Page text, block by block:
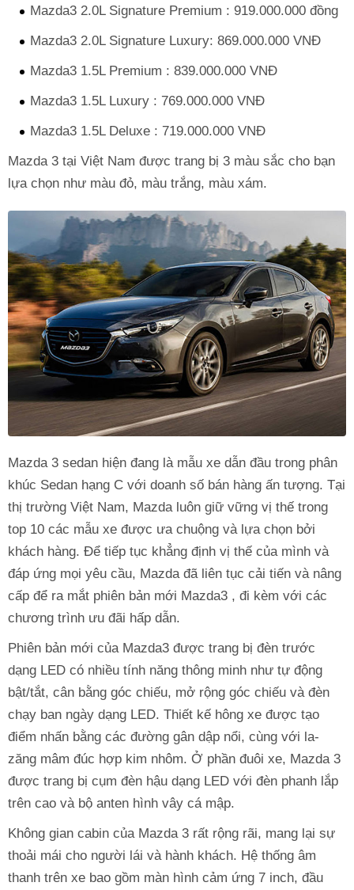
Mazda3 2.0L Signature Premium : 919.000.000 đồng
Mazda3 2.0L Signature Luxury: 869.000.000 VNĐ
Mazda3 1.5L Premium : 839.000.000 VNĐ
Mazda3 1.5L Luxury : 769.000.000 VNĐ
Mazda3 1.5L Deluxe : 719.000.000 VNĐ
Mazda 3 tại Việt Nam được trang bị 3 màu sắc cho bạn
lựa chọn như màu đỏ, màu trắng, màu xám.
Mazda 3 sedan hiện đang là mẫu xe dẫn đầu trong phân
khúc Sedan hạng C với doanh số bán hàng ấn tượng. Tại
thị trường Việt Nam, Mazda luôn giữ vững vị thế trong
top 10 các mẫu xe được ưa chuộng và lựa chọn bởi
khách hàng. Để tiếp tục khẳng định vị thế của mình và
đáp ứng mọi yêu cầu, Mazda đã liên tục cải tiến và nâng
cấp để ra mắt phiên bản mới Mazda3 , đi kèm với các
chương trình ưu đãi hấp dẫn.
Phiên bản mới của Mazda3 được trang bị đèn trước
dạng LED có nhiều tính năng thông minh như tự động
bật/tắt, cân bằng góc chiếu, mở rộng góc chiếu và đèn
chạy ban ngày dạng LED. Thiết kế hông xe được tạo
điểm nhấn bằng các đường gân dập nổi, cùng với la-
zăng mâm đúc hợp kim nhôm. Ở phần đuôi xe, Mazda 3
được trang bị cụm đèn hậu dạng LED với đèn phanh lắp
trên cao và bộ anten hình vây cá mập.
Không gian cabin của Mazda 3 rất rộng rãi, mang lại sự
thoải mái cho người lái và hành khách. Hệ thống âm
thanh trên xe bao gồm màn hình cảm ứng 7 inch, đầu